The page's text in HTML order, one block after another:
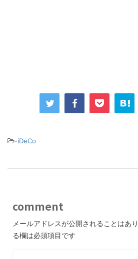
-iDeCo
comment
メールアドレスが公開されることはあり
る欄は必須項目です